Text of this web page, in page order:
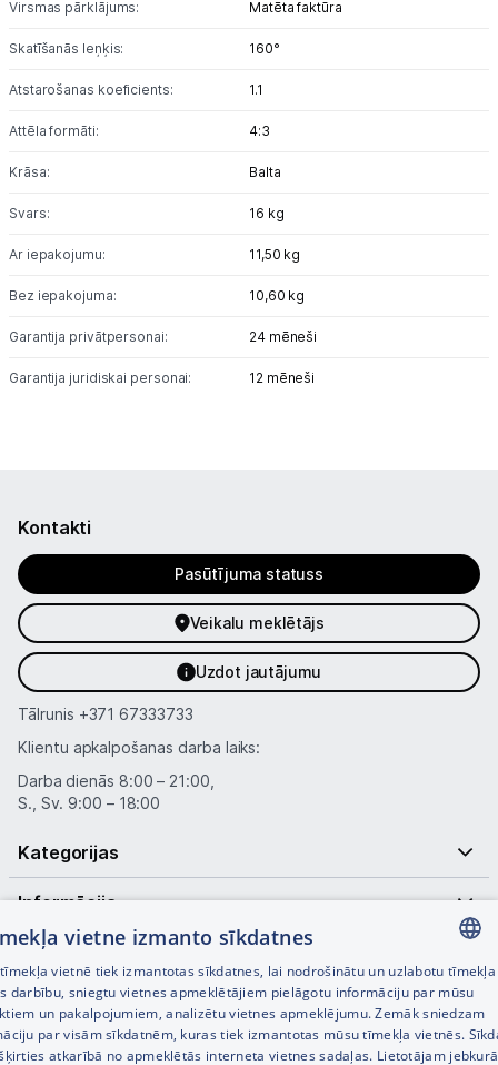
Virsmas pārklājums: Matēta faktūra
Skatīšanās leņķis: 160°
Atstarošanas koeficients: 1.1
Attēla formāti: 4:3
Krāsa: Balta
Svars: 16 kg
Ar iepakojumu: 11,50 kg
Bez iepakojuma: 10,60 kg
Garantija privātpersonai: 24 mēneši
Garantija juridiskai personai: 12 mēneši
Kontakti
Pasūtījuma statuss
Veikalu meklētājs
Uzdot jautājumu
Tālrunis +371 67333733
Klientu apkalpošanas darba laiks:
Darba dienās 8:00 – 21:00,
S., Sv. 9:00 – 18:00
Kategorijas
Informācija
Noderīgas saites
LATVIAN
RUSSIAN
ENGLISH
vietne izmanto sīkdatnes
vietnē tiek izmantotas sīkdatnes, lai nodrošinātu un uzlabotu tīmekļa
darbību, sniegtu vietnes apmeklētājiem pielāgotu informāciju par mūsu
un pakalpojumiem, analizētu vietnes apmeklējumu. Zemāk sniedzam
par visām sīkdatnēm, kuras tiek izmantotas mūsu tīmekļa vietnēs.
atkarībā no apmeklētās interneta vietnes sadaļas. Lietotājam